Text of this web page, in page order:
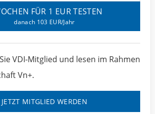
FÜR 1 EUR TESTEN
danach 103 EUR/Jahr
VDI-Mitglied und lesen im Rahmen
Vn+.
JETZT MITGLIED WERDEN